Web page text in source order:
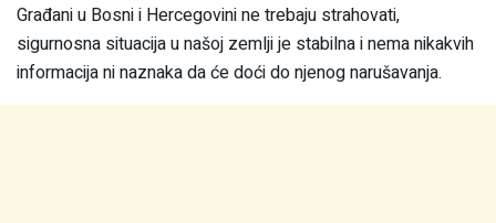
Građani u Bosni i Hercegovini ne trebaju strahovati,
sigurnosna situacija u našoj zemlji je stabilna i nema nikakvih
informacija ni naznaka da će doći do njenog narušavanja.